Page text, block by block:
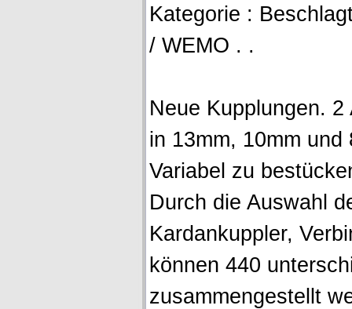
Kategorie :
/ WEMO . .
Neue Kupplungen. 2
in 13mm, 10mm
Variabel zu
Durch die Auswahl
Kardankuppler,
können 440
zusammengestellt